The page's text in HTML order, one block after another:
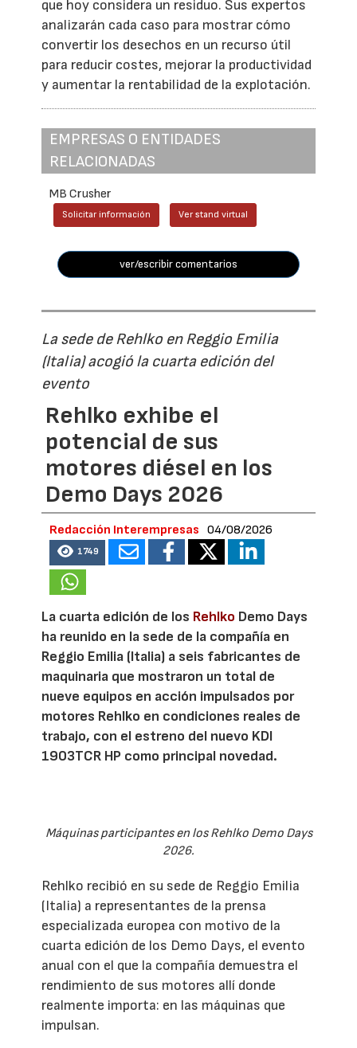
que hoy considera un residuo. Sus expertos
analizarán cada caso para mostrar cómo
convertir los desechos en un recurso útil
para reducir costes, mejorar la productividad
y aumentar la rentabilidad de la explotación.
EMPRESAS O ENTIDADES
RELACIONADAS
MB Crusher
Solicitar información Ver stand virtual
ver/escribir comentarios
La sede de Rehlko en Reggio Emilia
(Italia) acogió la cuarta edición del
evento
Rehlko exhibe el
potencial de sus
motores diésel en los
Demo Days 2026
Redacción Interempresas 04/08/2026
1749
La cuarta edición de los Rehlko Demo Days
ha reunido en la sede de la compañía en
Reggio Emilia (Italia) a seis fabricantes de
maquinaria que mostraron un total de
nueve equipos en acción impulsados por
motores Rehlko en condiciones reales de
trabajo, con el estreno del nuevo KDI
1903TCR HP como principal novedad.
Máquinas participantes en los Rehlko Demo Days
2026.
Rehlko recibió en su sede de Reggio Emilia
(Italia) a representantes de la prensa
especializada europea con motivo de la
cuarta edición de los Demo Days, el evento
anual con el que la compañía demuestra el
rendimiento de sus motores allí donde
realmente importa: en las máquinas que
impulsan.